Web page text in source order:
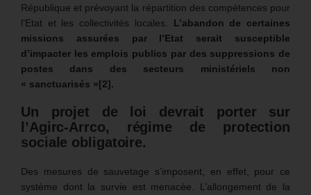
République et prévoyant la répartition des compétences pour
l’Etat et les collectivités locales. L’abandon de certaines
missions assurées par l’Etat serait susceptible
d’impacter les emplois publics par des suppressions de
postes dans des secteurs ministériels non
« sanctuarisés »[2].
Un projet de loi devrait porter sur
l’Agirc-Arrco, régime de protection
sociale obligatoire.
Des mesures de sauvetage s’imposent, en effet, pour ce
système dont la survie est menacée. L’allongement de la